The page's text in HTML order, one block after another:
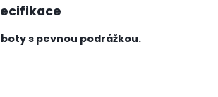
s pevnou podrážkou.